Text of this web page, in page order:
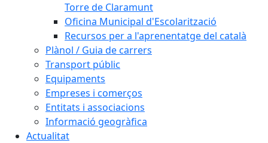
Torre de Claramunt
Oficina Municipal d'Escolarització
Recursos per a l'aprenentatge del català
Plànol / Guia de carrers
Transport públic
Equipaments
Empreses i comerços
Entitats i associacions
Informació geogràfica
Actualitat